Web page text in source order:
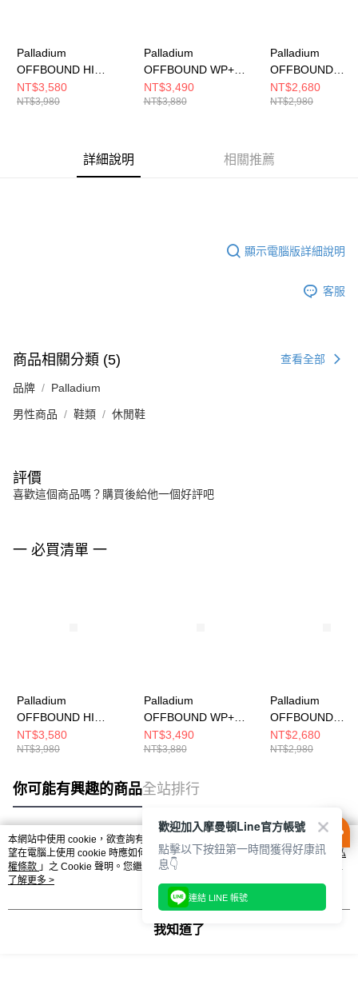
Palladium
OFFBOUND HI
WP+~STAR WHITE~
男女 休閒鞋 74803116
NT$3,580
NT$3,980
Palladium
OFFBOUND WP+
ZIP~STAR WHITE 男
女 休閒鞋 74483116
NT$3,490
NT$3,880
Palladium
OFFBOUND
VENT~STAR
男女 休閒鞋
NT$2,680
NT$2,980
詳細說明 相關推薦
顯示電腦版詳細說明
客服
商品相關分類 (5) 查看全部
品牌 Palladium
男性商品 鞋類 休閒鞋
評價
喜歡這個商品嗎？購買後給他一個好評吧
一 必買清單 一
Palladium
OFFBOUND HI
WP+~STAR WHITE~
男女 休閒鞋 74803116
NT$3,580
NT$3,980
Palladium
OFFBOUND WP+
ZIP~STAR WHITE 男
女 休閒鞋 74483116
NT$3,490
NT$3,880
Palladium
OFFBOUND
VENT~STAR
男女 休閒鞋
NT$2,680
NT$2,980
你可能有興趣的商品全站排行
熱門標籤
本網站中使用 cookie，欲查詢有關本網站使用 cookie 方式之詳情，及若您不希
望在電腦上使用 cookie 時應如何變更電腦的 cookie 設定，請參閱本網站「
隱私
權條款 」之 Cookie 聲明。您繼續使用本網站即表示您同意本公司得按本網站使
用條款之 Cookie 聲明使用 cookie。
了解更多 >
我知道了
歡迎加入摩曼頓Line官方帳號
點擊以下按鈕第一時間獲得好康訊
息👇
連結 LINE 帳號